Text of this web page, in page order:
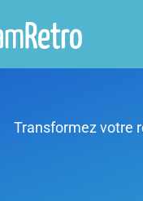
Transformez votre